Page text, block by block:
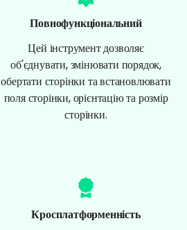
Повнофункціональний
Цей інструмент дозволяє
об'єднувати, змінювати порядок,
обертати сторінки та встановлювати
поля сторінки, орієнтацію та розмір
сторінки.
Кросплатформенність